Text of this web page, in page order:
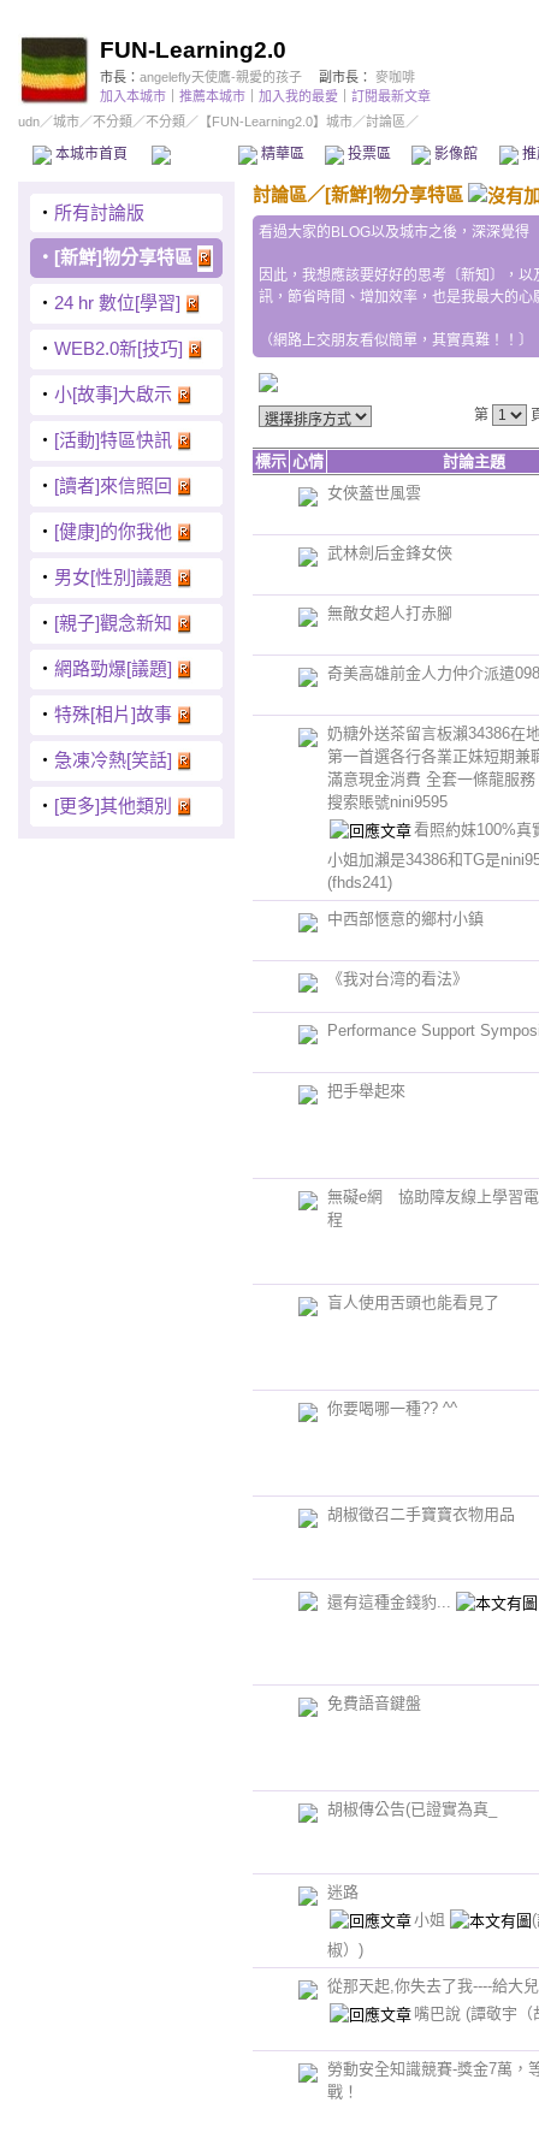
FUN-Learning2.0
市長： angelefly天使鷹-親愛的孩子 副市長：
麥咖啡
加入本城市
推薦本城市 加入我的最愛
訂閱最新文章
udn／城市／不分類 ／不分類 ／ 【FUN-Learning2.0】城市／討論區／
本城市首頁 精華區 投票區 影像館
‧ 所有討論版
‧ [新鮮]物分享特區
‧ 24 hr 數位[學習]
‧ WEB2.0新[技巧]
‧ 小[故事]大啟示
‧ [活動]特區快訊
‧ [讀者]來信照回
‧ [健康]的你我他
‧ 男女[性別]議題
‧ [親子]觀念新知
‧ 網路勁爆[議題]
‧ 特殊[相片]故事
‧ 急凍冷熱[笑話]
‧ [更多]其他類別
討論區／[新鮮]物分享特區
看過大家的BLOG以及城市之後，深深覺得
因此，我想應該要好好的思考〔新知〕，
訊，節省時間、增加效率，也是我最大的
（網路上交朋友看似簡單，其實真難！！〕
第
標示 心情
討論主題
女俠蓋世風雲
武林劍后金鋒女俠
無敵女超人打赤腳
奇美高雄前金人力仲介派遣
奶糖外送茶留言板瀨34386在
第一首選各行各業正妹短期兼
滿意現金消費 全套一條龍服
搜索賬號nini9595
看照約妹100%真
小姐加瀨是34386和TG是
(fhds241)
中西部愜意的鄉村小鎮
《我对台湾的看法》
Performance Support
把手舉起來
無礙e網 協助障友線上學習
程
盲人使用舌頭也能看見了
你要喝哪一種?? ^^
胡椒徵召二手寶寶衣物用品
還有這種金錢豹...
免費語音鍵盤
胡椒傳公告(已證實為真_
迷路
小姐
椒）)
從那天起,你失去了我----給大
嘴巴說 (譚敬宇（
勞動安全知識競賽-獎金7萬，
戰！